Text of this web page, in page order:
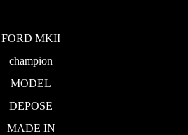
FORD MKII
champion
MODEL
DEPOSE
MADE IN